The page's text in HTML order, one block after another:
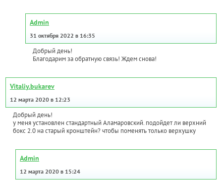
Admin
31 октября 2022 в 16:35
Добрый день!
Благодарим за обратную связь! Ждем снова!
Vitaliy.bukarev
12 марта 2020 в 12:23
Добрый день!
у меня установлен стандартный Аламаровский. подойдет ли верхний
бокс 2.0 на старый кронштейн? чтобы поменять только верхушку
Admin
12 марта 2020 в 15:24